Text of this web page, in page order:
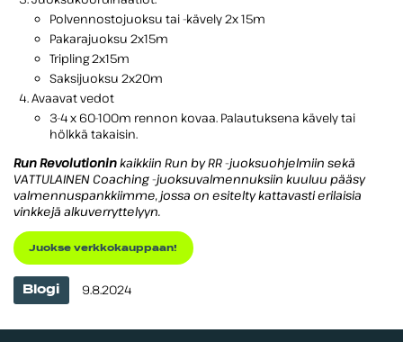
Polvennostojuoksu tai -kävely 2x 15m
Pakarajuoksu 2x15m
Tripling 2x15m
Saksijuoksu 2x20m
Avaavat vedot
3-4 x 60-100m rennon kovaa. Palautuksena kävely tai
hölkkä takaisin.
Run Revolutioninkaikkiin Run by RR -juoksuohjelmiin sekä
VATTULAINEN Coaching -juoksuvalmennuksiin kuuluu pääsy
valmennuspankkiimme, jossa on esitelty kattavasti erilaisia
vinkkejä alkuverryttelyyn.
Juokse verkkokauppaan!
Kategoriat
Blogi Julkaistu
9.8.2024